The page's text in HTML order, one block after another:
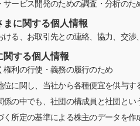
サービス開発のための調査・分析のた
に関する個人情報
ける、お取引先との連絡、協力、交渉
する個人情報
権利の行使・義務の履行のため
位に関し、当社から各種便宜を供与す
係の中でも、社団の構成員と社団と
く所定の基準による株主のデータを作